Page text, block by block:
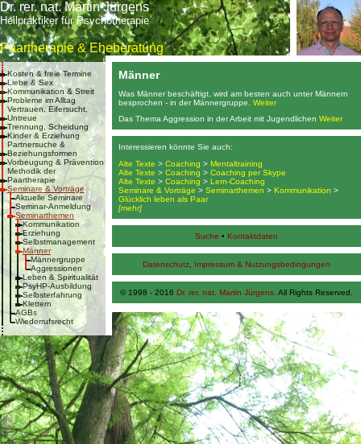
Dr. rer. nat. Martin Jürgens
Heilpraktiker für Psychotherapie
Paartherapie & Eheberatung
Kosten & freie Termine
Liebe & Sex
Kommunikation & Streit
Probleme im Alltag
Vertrauen, Eifersucht,
Untreue
Trennung, Scheidung
Kinder & Erziehung
Partnersuche &
Beziehungsformen
Vorbeugung & Prävention
Methodik der
Paartherapie
Seminare & Vorträge
Aktuelle Seminare
Seminar-Anmeldung
Seminarthemen
Kommunikation
Erziehung
Selbstmanagement
Männer
Männergruppe
Aggressionen
Leben & Spiritualität
PsyHP-Ausbildung
Selbsterfahrung
Klettern
AGBs
Wiederrufsrecht
Männer
Was Männer beschäftigt, wird am besten auch unter Männern
besprochen - in der Männergruppe. Weiter
Das Thema Aggression in der Arbeit mit Jugendlichen Weiter
Interessieren könnte Sie auch:
Alte Texte > Coaching > Mentaltraining
Alte Texte > Coaching > Coaching per Skype
Alte Texte > Coaching > Lern-Coaching
Seminare & Vorträge > Seminarthemen > Kommunikation >
Glücklich leben als Paar
[mehr]
Suche • Kontaktdaten
Datenschutz Impressum & Nutzungsbedingungen
© 1998 - 2016 Dr. rer. nat. Martin Jürgens . All Rights Reserved.